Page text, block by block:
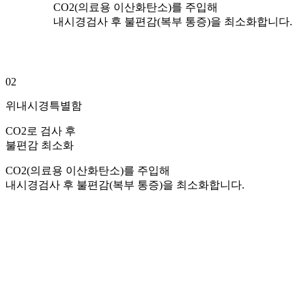
CO2(의료용 이산화탄소)를 주입해
내시경검사 후 불편감(복부 통증)을 최소화합니다.
02
위내시경특별함
CO2로 검사 후
불편감 최소화
CO2(의료용 이산화탄소)를 주입해
내시경검사 후 불편감(복부 통증)을 최소화합니다.